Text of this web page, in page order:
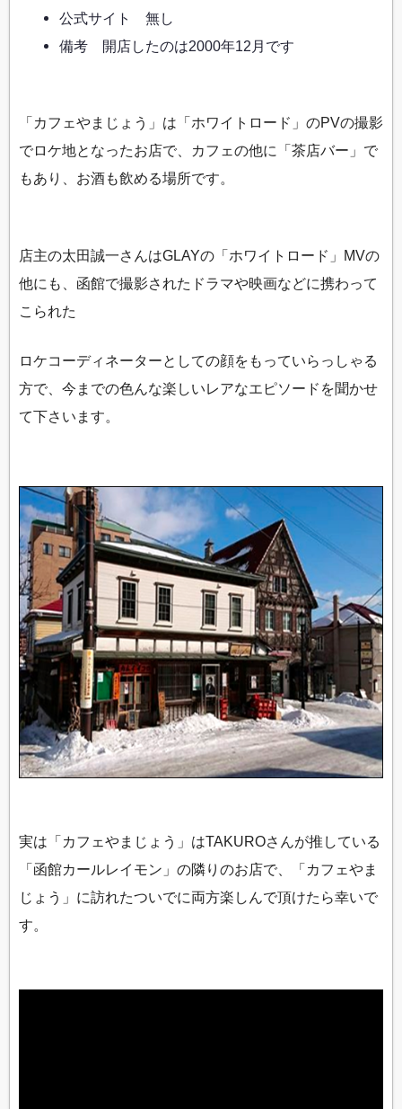
公式サイト 無し
備考 開店したのは2000年12月です
「カフェやまじょう」は「ホワイトロード」のPVの撮影
でロケ地となったお店で、カフェの他に「茶店バー」で
もあり、お酒も飲める場所です。
店主の太田誠一さんはGLAYの「ホワイトロード」MVの
他にも、函館で撮影されたドラマや映画などに携わって
こられた
ロケコーディネーターとしての顔をもっていらっしゃる
方で、今までの色んな楽しいレアなエピソードを聞かせ
て下さいます。
実は「カフェやまじょう」はTAKUROさんが推している
「函館カールレイモン」の隣りのお店で、「カフェやま
じょう」に訪れたついでに両方楽しんで頂けたら幸いで
す。